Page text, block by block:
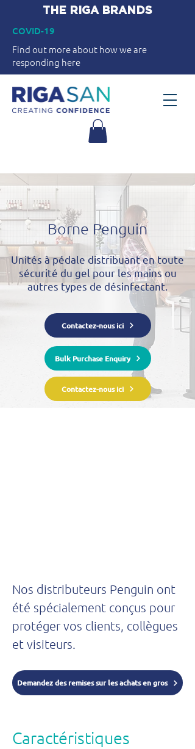
THE RIGA BRANDS
COVID-19
Find out more about how we are
responding here
Borne Penguin
Unités à pédale distribuant en toute
sécurité du gel pour les mains ou
autres types de désinfectant.
Contactez-nous ici
Bulk Purchase Enquiry
Contactez-nous ici
Nos distributeurs Penguin ont
été spécialement conçus pour
protéger vos clients, collègues
et visiteurs.
Demandez des remises sur les achats en gros
Caractéristiques